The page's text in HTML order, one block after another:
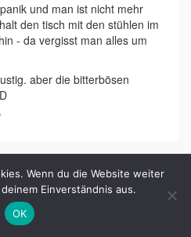
und man ist nicht mehr
den tisch mit den stühlen im
- da vergisst man alles um
aber die bitterbösen
Wenn du die Website weiter
Einverständnis aus.
OK